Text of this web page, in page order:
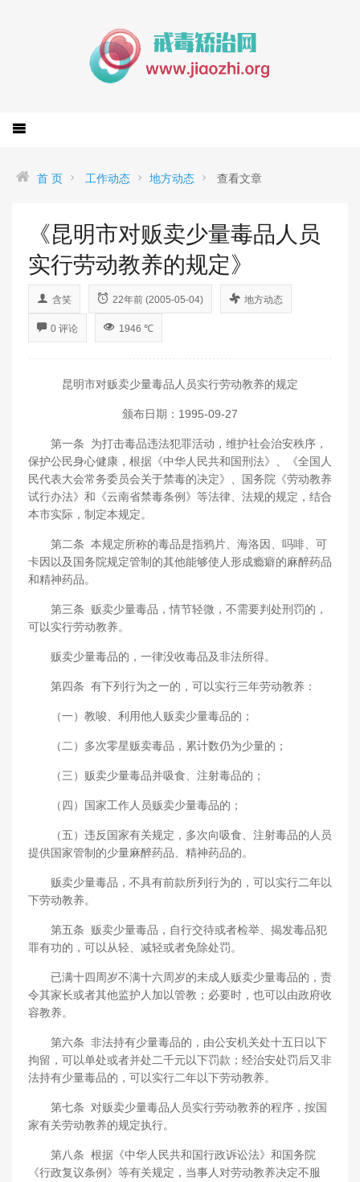
首 页 工作动态 地方动态 查看文章
《昆明市对贩卖少量毒品人员
实行劳动教养的规定》
含笑 22年前 (2005-05-04) 地方动态
0 评论 1946 ℃
昆明市对贩卖少量毒品人员实行劳动教养的规定
颁布日期：1995-09-27
第一条 为打击毒品违法犯罪活动，维护社会治安秩序，
保护公民身心健康，根据《中华人民共和国刑法》、《全国人
民代表大会常务委员会关于禁毒的决定》、国务院《劳动教养
试行办法》和《云南省禁毒条例》等法律、法规的规定，结合
本市实际，制定本规定。
第二条 本规定所称的毒品是指鸦片、海洛因、吗啡、可
卡因以及国务院规定管制的其他能够使人形成瘾癖的麻醉药品
和精神药品。
第三条 贩卖少量毒品，情节轻微，不需要判处刑罚的，
可以实行劳动教养。
贩卖少量毒品的，一律没收毒品及非法所得。
第四条 有下列行为之一的，可以实行三年劳动教养：
（一）教唆、利用他人贩卖少量毒品的；
（二）多次零星贩卖毒品，累计数仍为少量的；
（三）贩卖少量毒品并吸食、注射毒品的；
（四）国家工作人员贩卖少量毒品的；
（五）违反国家有关规定，多次向吸食、注射毒品的人员
提供国家管制的少量麻醉药品、精神药品的。
贩卖少量毒品，不具有前款所列行为的，可以实行二年以
下劳动教养。
第五条 贩卖少量毒品，自行交待或者检举、揭发毒品犯
罪有功的，可以从轻、减轻或者免除处罚。
已满十四周岁不满十六周岁的未成人贩卖少量毒品的，责
令其家长或者其他监护人加以管教；必要时，也可以由政府收
容教养。
第六条 非法持有少量毒品的，由公安机关处十五日以下
拘留，可以单处或者并处二千元以下罚款；经治安处罚后又非
法持有少量毒品的，可以实行二年以下劳动教养。
第七条 对贩卖少量毒品人员实行劳动教养的程序，按国
家有关劳动教养的规定执行。
第八条 根据《中华人民共和国行政诉讼法》和国务院
《行政复议条例》等有关规定，当事人对劳动教养决定不服